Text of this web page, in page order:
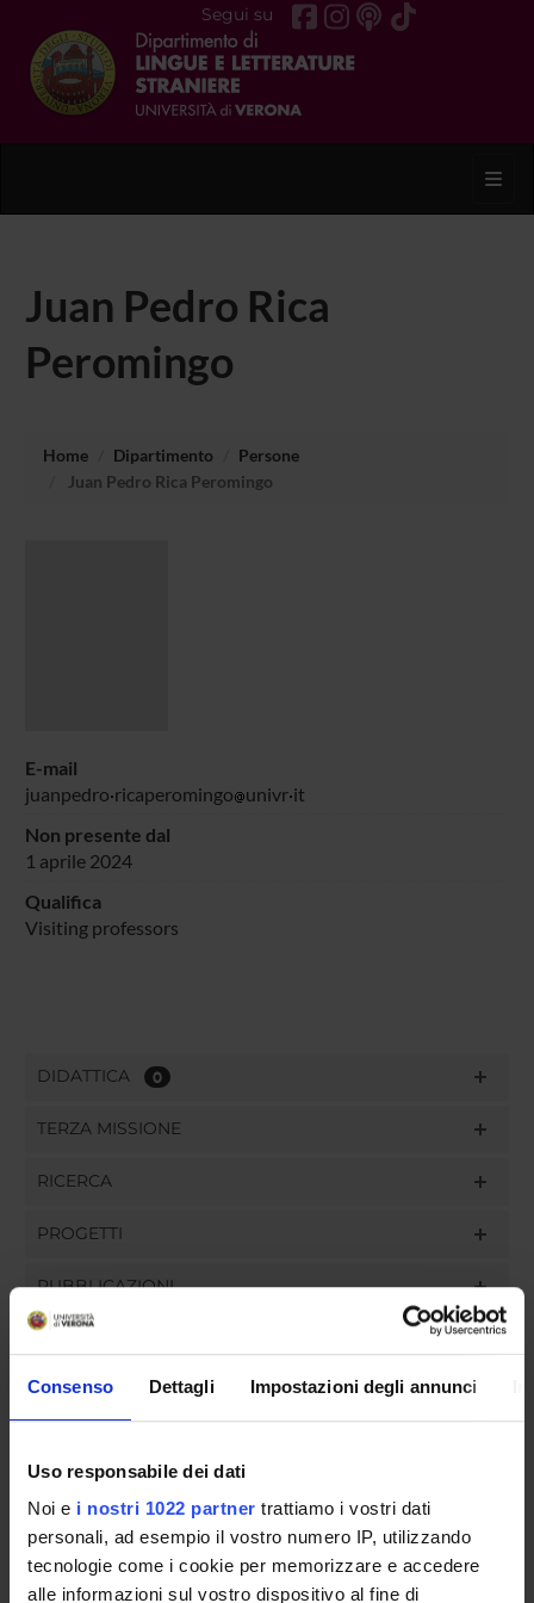
Consenso Dettagli Impostazioni degli annunci
Uso responsabile dei dati
Noi e i nostri 1022 partner trattiamo i vostri dati
personali, ad esempio il vostro numero IP, utilizzando
tecnologie come i cookie per memorizzare e accedere
alle informazioni sul vostro dispositivo al fine di
Segui su
Juan Pedro Rica
Peromingo
Home Dipartimento
Persone
Juan Pedro Rica Peromingo
E-mail
juanpedro ricaperomingo univr it
Non presente dal
1 aprile 2024
Qualifica
Visiting professors
DIDATTICA 0
TERZA MISSIONE
RICERCA
PROGETTI
PUBBLICAZIONI
INCARICHI
ORGANIZZAZIONE
GOVERNANCE
COMMISSIONI